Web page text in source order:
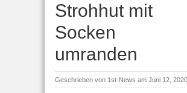
Strohhut mit
Socken
umranden
Geschrieben von 1st-News am Juni 12, 2020